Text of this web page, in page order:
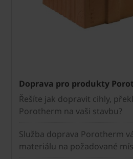
Doprava pro produkty
Řešíte jak dopravit cihly,
Porotherm na vaši stavbu?
Služba doprava Porotherm
materiálu na požadované